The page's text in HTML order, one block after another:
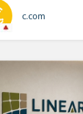
c.com